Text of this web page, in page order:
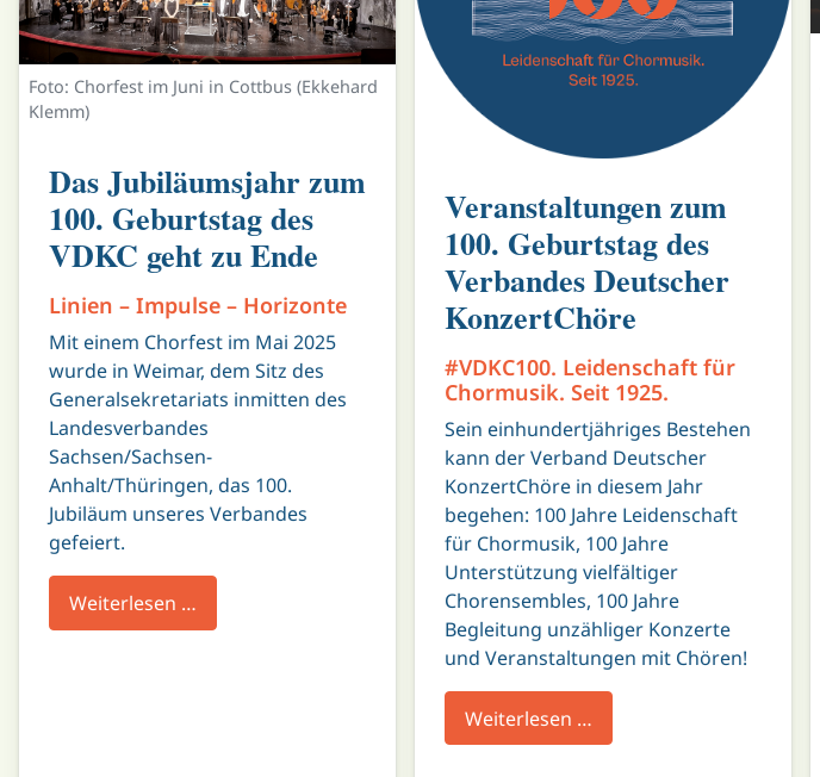
Foto: Chorfest im Juni in Cottbus (Ekkehard
Klemm)
Das Jubiläumsjahr zum
100. Geburtstag des
VDKC geht zu Ende
Linien – Impulse – Horizonte
Mit einem Chorfest im Mai 2025
wurde in Weimar, dem Sitz des
Generalsekretariats inmitten des
Landesverbandes
Sachsen/Sachsen-
Anhalt/Thüringen, das 100.
Jubiläum unseres Verbandes
gefeiert.
Weiterlesen …
Veranstaltungen zum
100. Geburtstag des
Verbandes Deutscher
KonzertChöre
#VDKC100. Leidenschaft für
Chormusik. Seit 1925.
Sein einhundertjähriges Bestehen
kann der Verband Deutscher
KonzertChöre in diesem Jahr
begehen: 100 Jahre Leidenschaft
für Chormusik, 100 Jahre
Unterstützung vielfältiger
Chorensembles, 100 Jahre
Begleitung unzähliger Konzerte
und Veranstaltungen mit Chören!
Weiterlesen …